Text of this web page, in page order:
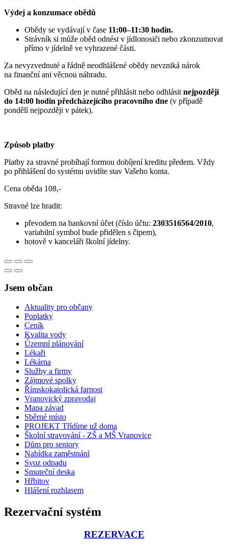
Výdej a konzumace obědů
Obědy se vydávají v čase 11:00–11:30 hodin.
Strávník si může oběd odnést v jídlonosiči nebo zkonzumovat
přímo v jídelně ve vyhrazené části.
Za nevyzvednuté a řádně neodhlášené obědy nevzniká nárok
na finanční ani věcnou náhradu.
Oběd na následující den je nutné přihlásit nebo odhlásit nejpozději
do 14:00 hodin předcházejícího pracovního dne (v případě
pondělí nejpozději v pátek).
Způsob platby
Platby za stravné probíhají formou dobíjení kreditu předem. Vždy
po přihlášení do systému uvidíte stav Vašeho konta.
Cena oběda 108,-
Stravné lze hradit:
převodem na bankovní účet (číslo účtu: 2303516564/2010,
variabilní symbol bude přidělen s čipem),
hotově v kanceláři školní jídelny.
Jsem občan
Aktuality pro občany
Poplatky
Ceník
Kvalita vody
Územní plánování
Lékaři
Lékárna
Služby a firmy
Zájmové spolky
Římskokatolická farnost
Vranovický zpravodaj
Mapa závad
Sběrné místo
PROJEKT Třídíme už doma
Školní stravování - ZŠ a MŠ Vranovice
Dům pro seniory
Nabídka zaměstnání
Svoz odpadu
Smuteční deska
Hřbitov
Hlášení rozhlasem
Rezervační systém
REZERVACE